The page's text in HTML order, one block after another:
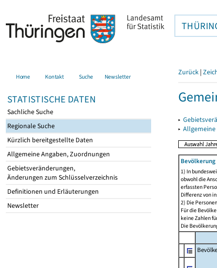
Home Kontakt Suche Newsletter
STATISTISCHE DATEN
Sachliche Suche
Regionale Suche
Kürzlich bereitgestellte Daten
Allgemeine Angaben, Zuordnungen
Gebietsveränderungen,
Änderungen zum Schlüsselverzeichnis
Definitionen und Erläuterungen
Newsletter
Zurück |
▸
▸
1) In
obwohl die
erfassten
Differenz von
2) Die
Für die
keine Zahlen
Die